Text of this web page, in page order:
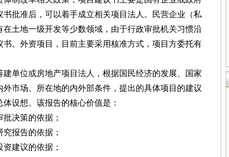
批准后，可以着手成立相关项目法人。民营企业（私
土地一级开发等少数领域，由于行政审批机关习惯沿
。外资项目，目前主要采用核准方式，项目方委托有
位或房地产项目法人，根据国民经济的发展、国家
市场、所在地的内外部条件，提出的具体项目的建议
设想。该报告的核心价值是：
决策的依据；
报告的依据；
建议的依据；